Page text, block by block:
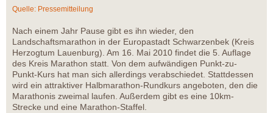
Quelle: Pressemitteilung
Nach einem Jahr Pause gibt es ihn wieder, den
Landschaftsmarathon in der Europastadt Schwarzenbek (Kreis
Herzogtum Lauenburg). Am 16. Mai 2010 findet die 5. Auflage
des Kreis Marathon statt. Von dem aufwändigen Punkt-zu-
Punkt-Kurs hat man sich allerdings verabschiedet. Stattdessen
wird ein attraktiver Halbmarathon-Rundkurs angeboten, den die
Marathonis zweimal laufen. Außerdem gibt es eine 10km-
Strecke und eine Marathon-Staffel.